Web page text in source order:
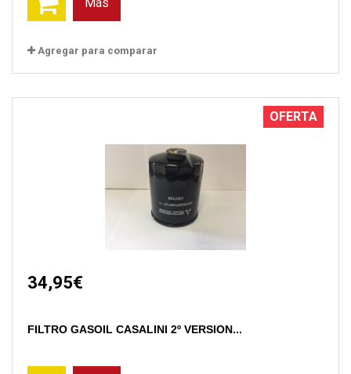
Agregar para comparar
OFERTA
34,95€
FILTRO GASOIL CASALINI 2º VERSION...